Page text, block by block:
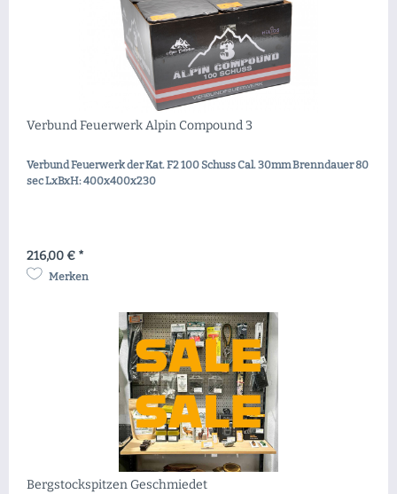
Verbund Feuerwerk Alpin Compound 3
Verbund Feuerwerk der Kat. F2 100 Schuss Cal. 30mm Brenndauer 80
sec LxBxH: 400x400x230
216,00 € *
Merken
Bergstockspitzen Geschmiedet